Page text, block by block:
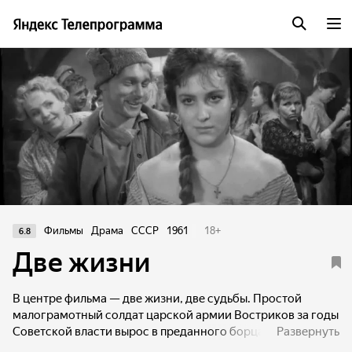
6.8 Фильмы Драма СССР 1961 18+
Две жизни
В центре фильма — две жизни, две судьбы. Простой
малограмотный солдат царской армии Востриков за годы
Советской власти вырос в преданного борца революции,
Развернуть